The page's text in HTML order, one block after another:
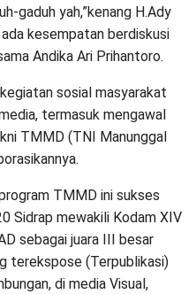
gaduh yah,”kenang H.Ady
kesempatan berdiskusi
Andika Ari Prihantoro.
sosial masyarakat
termasuk mengawal
TMMD (TNI Manunggal
TMMD ini sukses
Sidrap mewakili Kodam XIV
sebagai juara III besar
terekspose (Terpublikasi)
di media Visual,